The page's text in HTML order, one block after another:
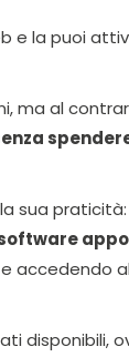
e la puoi
ma al
sua
accedendo
disponibili,